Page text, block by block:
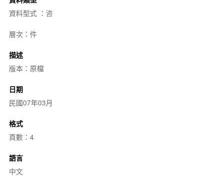
資料型式 ：咨
層次：件
描述
版本：原檔
日期
民國07年03月
格式
頁數：4
語言
中文